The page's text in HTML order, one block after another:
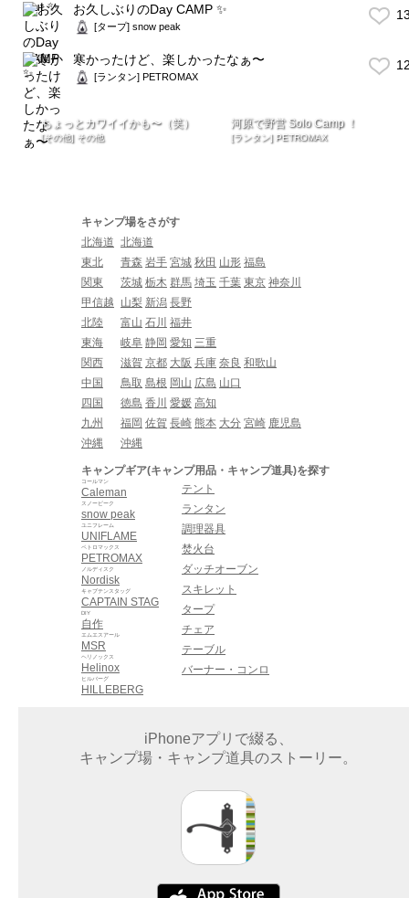
お久しぶりのDay CAMP ✨
[タープ] snow peak
寒かったけど、楽しかったなぁ〜
[ランタン] PETROMAX
ちょっとカワイイかも〜（笑）
[その他] その他
河原で野営 Solo Camp ！
[ランタン] PETROMAX
キャンプ場をさがす
北海道 北海道
東北
青森 岩手 宮城 秋田 山形 福島
関東
茨城 栃木 群馬 埼玉 千葉 東京 神奈川
甲信越
山梨 新潟 長野
北陸
富山 石川 福井
東海
岐阜 静岡 愛知 三重
関西
滋賀 京都 大阪 兵庫 奈良 和歌山
中国
鳥取 島根 岡山 広島 山口
四国
徳島 香川 愛媛 高知
九州
福岡 佐賀 長崎 熊本 大分 宮崎 鹿児島
沖縄
沖縄
キャンプギア(キャンプ用品・キャンプ道具)を探す
Caleman
コールマン
snow peak
スノーピーク
UNIFLAME
ユニフレーム
PETROMAX
ペトロマックス
Nordisk
ノルディスク
CAPTAIN STAG
キャプテンスタッグ
自作
DIY
MSR
エムエスアール
Helinox
ヘリノックス
HILLEBERG
ヒルバーグ
テント
ランタン
調理器具
焚火台
ダッチオーブン
スキレット
タープ
チェア
テーブル
バーナー・コンロ
iPhoneアプリで綴る、
キャンプ場・キャンプ道具のストーリー。